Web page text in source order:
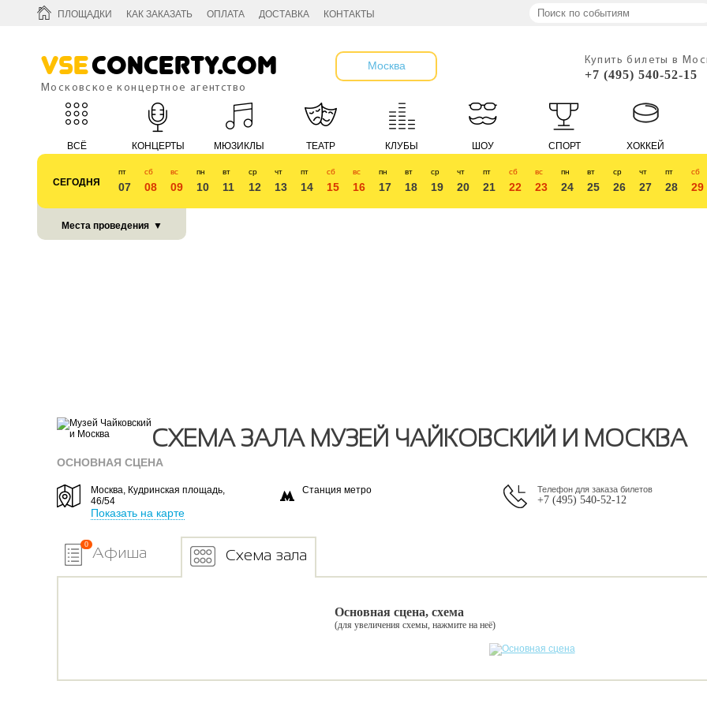
ПЛОЩАДКИ КАК ЗАКАЗАТЬ ОПЛАТА ДОСТАВКА КОНТАКТЫ
VseConcerty.com
Московское концертное агентство
Москва Купить билеты в
+7 (495) 540-52-15
ВСЁ КОНЦЕРТЫ МЮЗИКЛЫ ТЕАТР КЛУБЫ ШОУ СПОРТ ХОККЕЙ
СЕГОДНЯ
пт
07
сб
08
вс
09
пн
10
вт
11
ср
12
чт
13
пт
14
сб
15
вс
16
пн
17
вт
18
ср
19
чт
20
пт
21
сб
22
вс
23
пн
24
вт
25
ср
26
чт
27
пт
28
сб
29
Места проведения ▼
СХЕМА ЗАЛА МУЗЕЙ ЧАЙКОВСКИЙ И МОСКВА
ОСНОВНАЯ СЦЕНА
Москва, Кудринская площадь,
46/54
Показать на карте
Станция метро Телефон для заказа билетов
+7 (495) 540-52-12
0 Афиша Схема зала
Основная сцена, схема
(для увеличения схемы, нажмите на неё)